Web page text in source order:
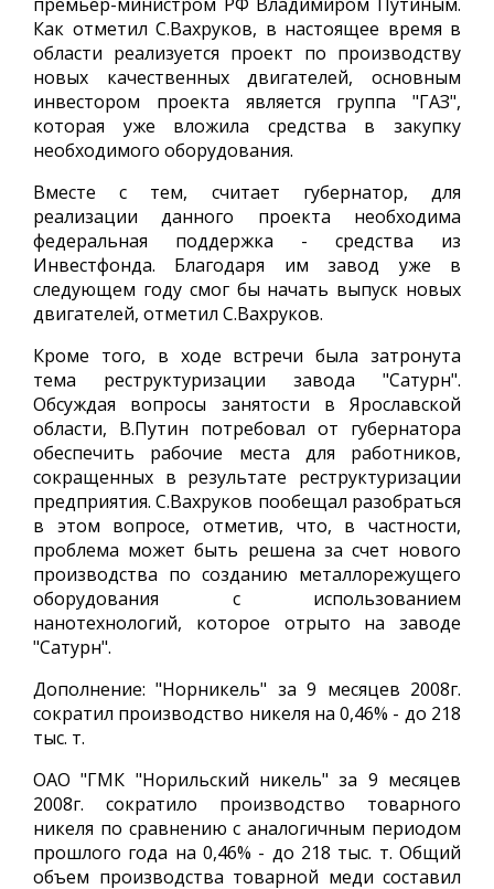
Как отметил С.Вахруков, в настоящее время в
области реализуется проект по производству
новых качественных двигателей, основным
инвестором проекта является группа "ГАЗ",
которая уже вложила средства в закупку
необходимого оборудования.
Вместе с тем, считает губернатор, для
реализации данного проекта необходима
федеральная поддержка - средства из
Инвестфонда. Благодаря им завод уже в
следующем году смог бы начать выпуск новых
двигателей, отметил С.Вахруков.
Кроме того, в ходе встречи была затронута
тема реструктуризации завода "Сатурн".
Обсуждая вопросы занятости в Ярославской
области, В.Путин потребовал от губернатора
обеспечить рабочие места для работников,
сокращенных в результате реструктуризации
предприятия. С.Вахруков пообещал разобраться
в этом вопросе, отметив, что, в частности,
проблема может быть решена за счет нового
производства по созданию металлорежущего
оборудования с использованием
нанотехнологий, которое отрыто на заводе
"Сатурн".
Дополнение: "Норникель" за 9 месяцев 2008г.
сократил производство никеля на 0,46% - до 218
тыс. т.
ОАО "ГМК "Норильский никель" за 9 месяцев
2008г. сократило производство товарного
никеля по сравнению с аналогичным периодом
прошлого года на 0,46% - до 218 тыс. т. Общий
объем производства товарной меди составил